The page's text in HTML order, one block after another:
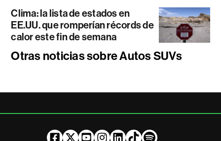
Clima: la lista de estados en
EE.UU. que romperían récords de
calor este fin de semana
Otras noticias sobre Autos SUVs